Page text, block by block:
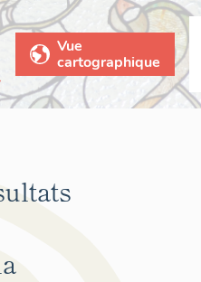
Vue
cartographique